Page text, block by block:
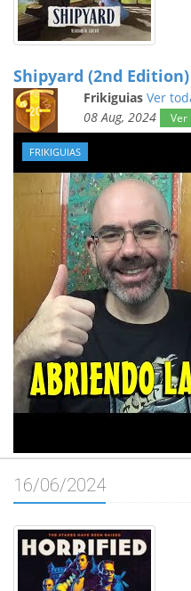
Shipyard (2nd Edition)
Frikiguias Ver
08 Aug, 2024
Ver
FRIKIGUIAS
16/06/2024